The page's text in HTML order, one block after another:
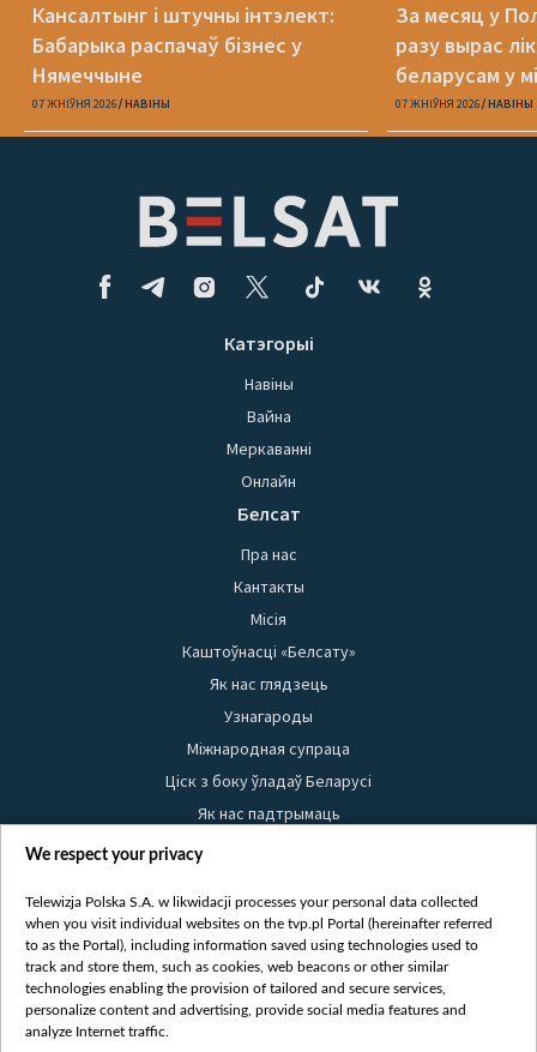
Кансалтынг і штучны інтэлект:
Бабарыка распачаў бізнес у
Нямеччыне
07 ЖНІЎНЯ 2026 НАВІНЫ
За месяц у
разу вырас
беларусам у
абароне
07 ЖНІЎНЯ 2026 НАВІНЫ
Катэгорыі
Навіны
Вайна
Меркаванні
Онлайн
Белсат
Пра нас
Кантакты
Місія
Каштоўнасці «Белсату»
Як нас глядзець
Узнагароды
Міжнародная супраца
Ціск з боку ўладаў Беларусі
Як нас падтрымаць
Правілы выкарыстання матэрыялаў
Бяспека
Youtube
Белсат news
Белсат Shorts
We respect your privacy
Telewizja Polska S.A. w likwidacji processes your personal data collected
when you visit individual websites on the tvp.pl Portal (hereinafter referred
to as the Portal), including information saved using technologies used to
track and store them, such as cookies, web beacons or other similar
technologies enabling the provision of tailored and secure services,
personalize content and advertising, provide social media features and
analyze Internet traffic.